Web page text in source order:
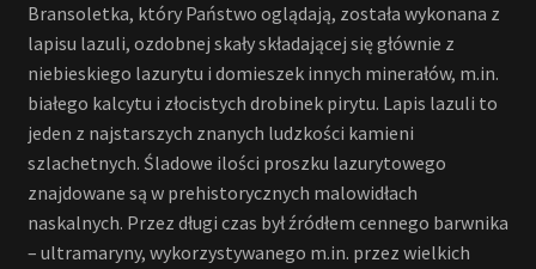
Bransoletka, który Państwo oglądają, została wykonana z
lapisu lazuli, ozdobnej skały składającej się głównie z
niebieskiego lazurytu i domieszek innych minerałów, m.in.
białego kalcytu i złocistych drobinek pirytu. Lapis lazuli to
jeden z najstarszych znanych ludzkości kamieni
szlachetnych. Śladowe ilości proszku lazurytowego
znajdowane są w prehistorycznych malowidłach
naskalnych. Przez długi czas był źródłem cennego barwnika
– ultramaryny, wykorzystywanego m.in. przez wielkich